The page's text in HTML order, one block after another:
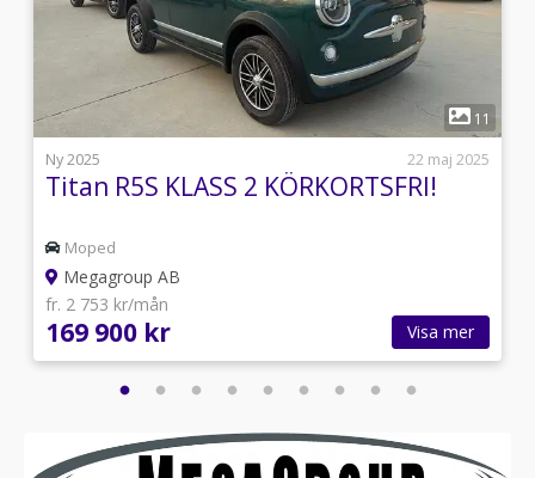
1
11
Ny 2025
22 maj 2025
Titan R5S KLASS 2 KÖRKORTSFRI!
Moped
Megagroup AB
fr. 2 753 kr/mån
169 900 kr Visa mer